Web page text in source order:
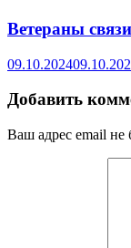
Ветераны
09.10.2024
Добавить
Ваш адрес email не